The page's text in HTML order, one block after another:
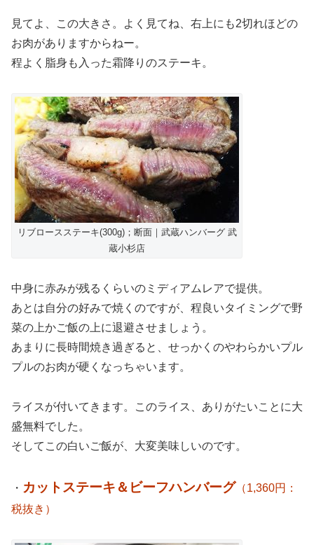
見てよ、この大きさ。よく見てね、右上にも2切れほどの
お肉がありますからねー。
程よく脂身も入った霜降りのステーキ。
リブロースステーキ(300g)；断面｜武蔵ハンバーグ 武
蔵小杉店
中身に赤みが残るくらいのミディアムレアで提供。
あとは自分の好みで焼くのですが、程良いタイミングで野
菜の上かご飯の上に退避させましょう。
あまりに長時間焼き過ぎると、せっかくのやわらかいプル
プルのお肉が硬くなっちゃいます。
ライスが付いてきます。このライス、ありがたいことに大
盛無料でした。
そしてこの白いご飯が、大変美味しいのです。
・ カットステーキ＆ビーフハンバーグ （1,360円：
税抜き）